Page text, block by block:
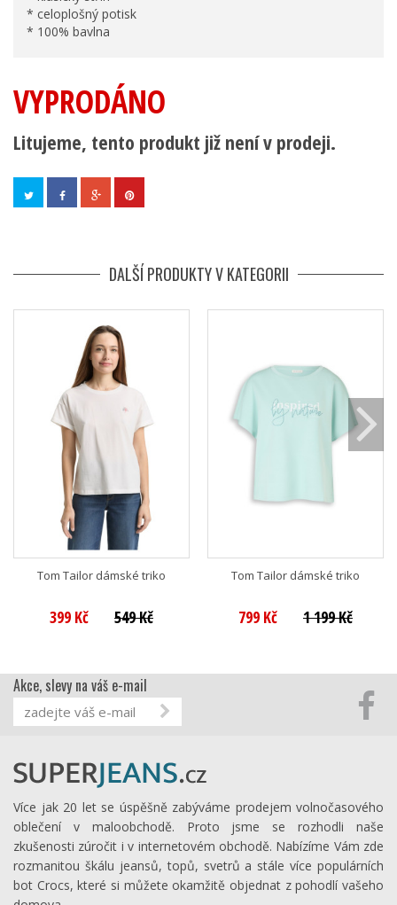
* celoplošný potisk
* 100% bavlna
VYPRODÁNO
Litujeme, tento produkt již není v prodeji.
DALŠÍ PRODUKTY V KATEGORII
Tom Tailor dámské triko
399 Kč 549 Kč
Tom Tailor dámské triko
799 Kč 1 199 Kč
Akce, slevy na váš e-mail
Více jak 20 let se úspěšně zabýváme prodejem volnočasového
oblečení v maloobchodě. Proto jsme se rozhodli naše
zkušenosti zúročit i v internetovém obchodě. Nabízíme Vám zde
rozmanitou škálu jeansů, topů, svetrů a stále více populárních
bot Crocs, které si můžete okamžitě objednat z pohodlí vašeho